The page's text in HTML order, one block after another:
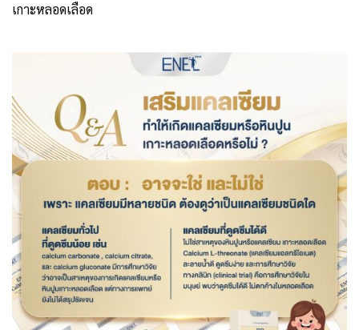
เกาะหลอดเลือด